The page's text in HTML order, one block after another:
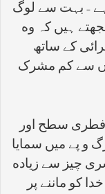
ہے - بہت سے لوگ
ہیں کہ وه
کے ساتھ
سے کم مشرک
فطری سطح اور
و پے میں سمایا
چیز سے زیاده
کو ماننے پر